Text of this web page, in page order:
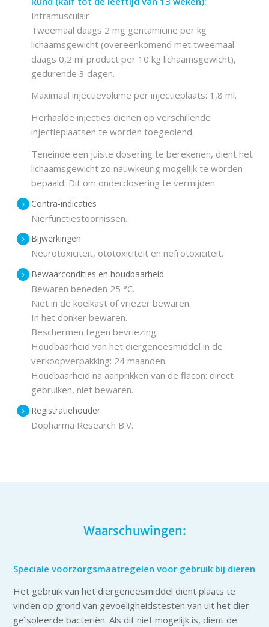
Intramusculair
Tweemaal daags 2 mg gentamicine per kg
lichaamsgewicht (overeenkomend met tweemaal
daags 0,2 ml product per 10 kg lichaamsgewicht),
gedurende 3 dagen.
Maximaal injectievolume per injectieplaats: 1,8 ml.
Herhaalde injecties dienen op verschillende
injectieplaatsen te worden toegediend.
Teneinde een juiste dosering te berekenen, dient het
lichaamsgewicht zo nauwkeurig mogelijk te worden
bepaald. Dit om onderdosering te vermijden.
Contra-indicaties
Nierfunctiestoornissen.
Bijwerkingen
Neurotoxiciteit, ototoxiciteit en nefrotoxiciteit.
Bewaarcondities en houdbaarheid
Bewaren beneden 25 °C.
Niet in de koelkast of vriezer bewaren.
In het donker bewaren.
Beschermen tegen bevriezing.
Houdbaarheid van het diergeneesmiddel in de
verkoopverpakking: 24 maanden.
Houdbaarheid na aanprikken van de flacon: direct
gebruiken, niet bewaren.
Registratiehouder
Dopharma Research B.V.
Waarschuwingen:
Speciale voorzorgsmaatregelen voor gebruik bij dieren
Het gebruik van het diergeneesmiddel dient plaats te
vinden op grond van gevoeligheidstesten van uit het dier
geïsoleerde bacteriën. Als dit niet mogelijk is, dient de